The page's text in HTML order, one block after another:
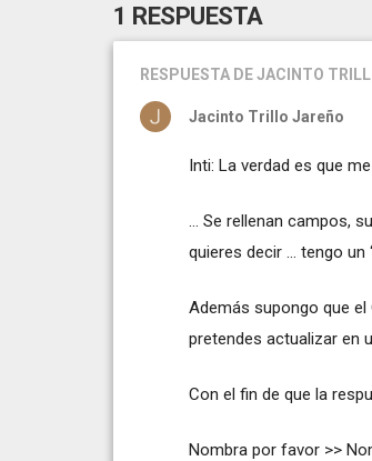
1 RESPUESTA
RESPUESTA DE JACINTO
Jacinto Trillo Jareño
Inti: La verdad es que
… Se rellenan campos,
quieres decir … tengo un
Además supongo que el
pretendes actualizar en
Con el fin de que la
Nombra por favor >>